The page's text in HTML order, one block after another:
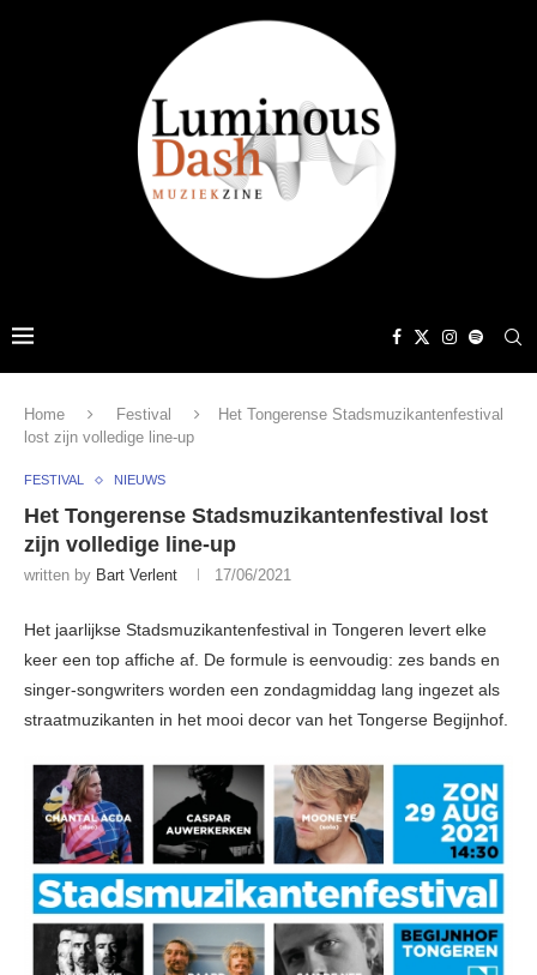
Home Festival
Het Tongerense Stadsmuzikantenfestival
lost zijn volledige line-up
FESTIVAL NIEUWS
Het Tongerense Stadsmuzikantenfestival lost
zijn volledige line-up
written by Bart Verlent 17/06/2021
Het jaarlijkse Stadsmuzikantenfestival in Tongeren levert elke
keer een top affiche af. De formule is eenvoudig: zes bands en
singer-songwriters worden een zondagmiddag lang ingezet als
straatmuzikanten in het mooi decor van het Tongerse Begijnhof.